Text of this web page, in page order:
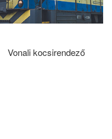
Vonali kocsirendező